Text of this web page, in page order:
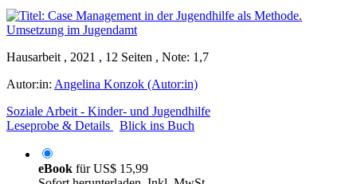
Hausarbeit , 2021 , 12 Seiten , Note: 1,7
Autor:in: Angelina Konzok (Autor:in)
Soziale Arbeit - Kinder- und Jugendhilfe
Leseprobe & Details
Blick ins Buch
eBook fürUS$ 15,99